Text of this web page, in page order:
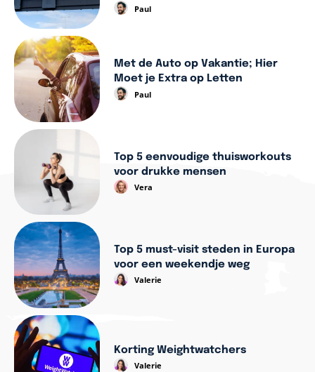
Paul
Met de Auto op Vakantie; Hier
Moet je Extra op Letten
Paul
Top 5 eenvoudige thuisworkouts
voor drukke mensen
Vera
Top 5 must-visit steden in Europa
voor een weekendje weg
Valerie
Korting Weightwatchers
Valerie